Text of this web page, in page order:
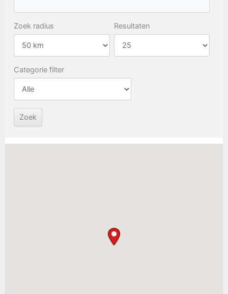
Zoek radius Resultaten
Categorie filter